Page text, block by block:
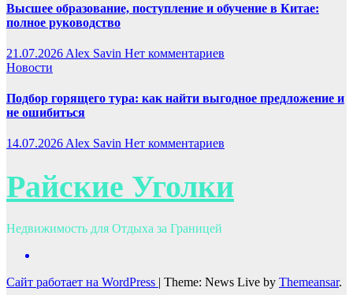
Высшее образование, поступление и обучение в Китае:
полное руководство
21.07.2026 Alex Savin Нет комментариев
Новости
Подбор горящего тура: как найти выгодное предложение и
не ошибиться
14.07.2026 Alex Savin Нет комментариев
Райские Уголки
Недвижимость для Отдыха за Границей
Сайт работает на WordPress | Theme: News Live by Themeansar.